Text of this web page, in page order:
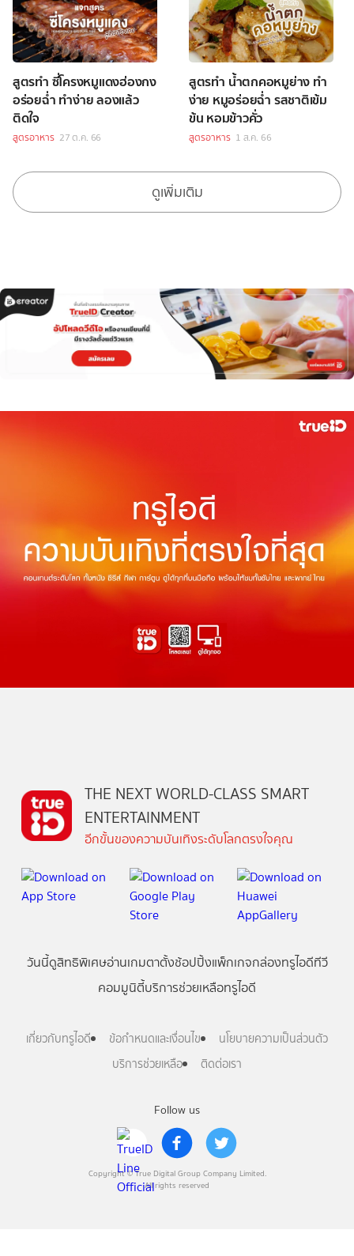
สูตรทำ ซี่โครงหมูแดงฮ่องกง
อร่อยฉ่ำ ทำง่าย ลองแล้ว
ติดใจ
สูตรอาหาร 27 ต.ค. 66
สูตรทำ น้ำตกคอหมูย่าง ทำ
ง่าย หมูอร่อยฉ่ำ รสชาติเข้ม
ข้น หอมข้าวคั่ว
สูตรอาหาร 1 ส.ค. 66
ดูเพิ่มเติม
Follow us
Copyright © True Digital Group Company Limited.
All rights reserved
THE NEXT WORLD-CLASS SMART
ENTERTAINMENT
อีกขั้นของความบันเทิงระดับโลกตรงใจคุณ
วันนี้ดูสิทธิพิเศษอ่านเกมตาตั้งช้อปปิ้งแพ็กเกจกล่องทรูไอดีทีวี
คอมมูนิตี้บริการช่วยเหลือทรูไอดี
เกี่ยวกับทรูไอดี ข้อกำหนดและเงื่อนไข
นโยบายความเป็นส่วนตัว
บริการช่วยเหลือ
ติดต่อเรา